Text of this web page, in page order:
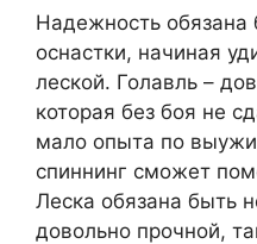
Надежность обязана
оснастки, начиная
леской. Голавль –
которая без боя не
мало опыта по
спиннинг сможет
Леска обязана быть
довольно прочной,